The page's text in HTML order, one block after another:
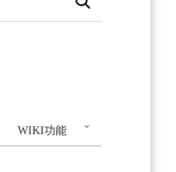
WIKI功能